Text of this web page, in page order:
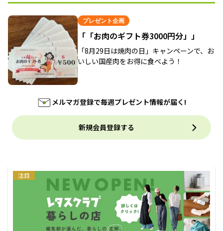
プレゼント企画
「「お肉のギフト券3000円分」」
「8月29日は焼肉の日」キャンペーンで、お
いしい国産肉をお得に食べよう！
メルマガ登録で毎週プレゼント情報が届く!
新規会員登録する
注目